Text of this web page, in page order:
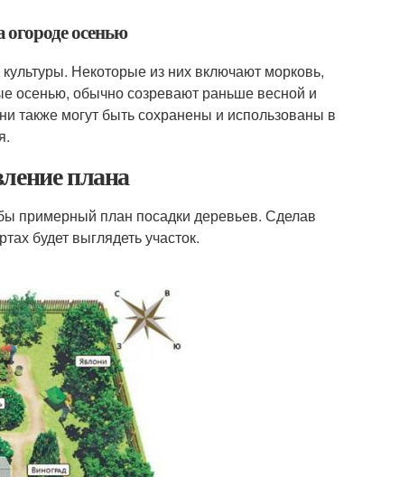
осенью
Некоторые из них включают морковь,
осенью, обычно созревают раньше весной и
также могут быть сохранены и использованы в
плана
примерный план посадки деревьев. Сделав
будет выглядеть участок.